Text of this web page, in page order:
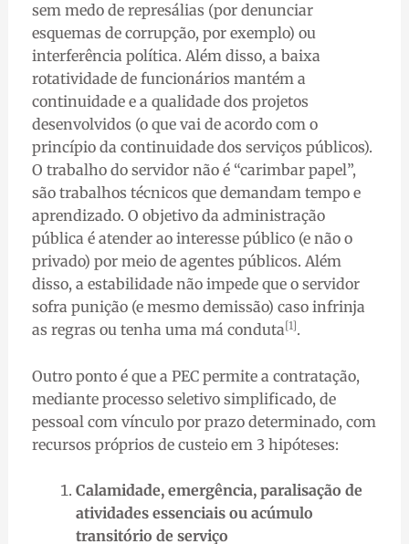
sem medo de represálias (por denunciar
esquemas de corrupção, por exemplo) ou
interferência política. Além disso, a baixa
rotatividade de funcionários mantém a
continuidade e a qualidade dos projetos
desenvolvidos (o que vai de acordo com o
princípio da continuidade dos serviços públicos).
O trabalho do servidor não é “carimbar papel”,
são trabalhos técnicos que demandam tempo e
aprendizado. O objetivo da administração
pública é atender ao interesse público (e não o
privado) por meio de agentes públicos. Além
disso, a estabilidade não impede que o servidor
sofra punição (e mesmo demissão) caso infrinja
as regras ou tenha uma má conduta[1].
Outro ponto é que a PEC permite a contratação,
mediante processo seletivo simplificado, de
pessoal com vínculo por prazo determinado, com
recursos próprios de custeio em 3 hipóteses:
Calamidade, emergência, paralisação de
atividades essenciais ou acúmulo
transitório de serviço